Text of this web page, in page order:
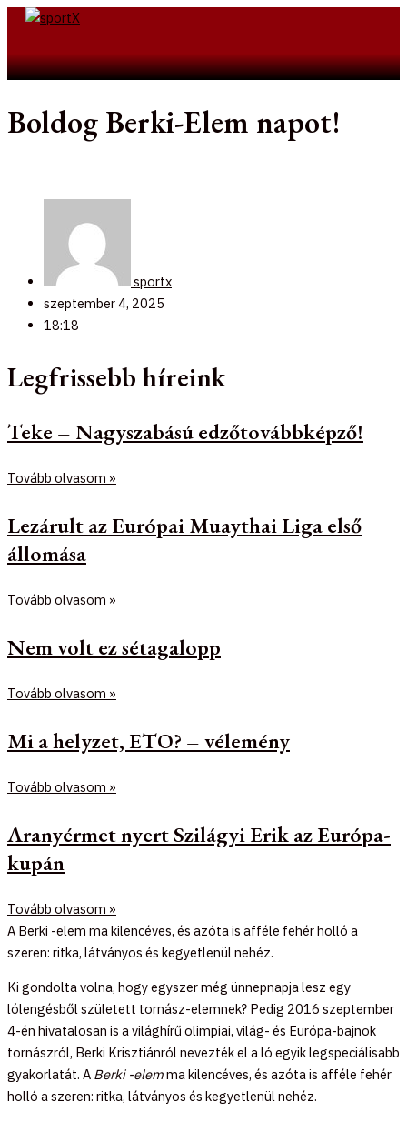
Skip
Boldog Berki-Elem napot!
sportx
szeptember 4, 2025
18:18
Legfrissebb híreink
Teke – Nagyszabású edzőtovábbképző!
Tovább olvasom »
Lezárult az Európai Muaythai Liga első
állomása
Tovább olvasom »
Nem volt ez sétagalopp
Tovább olvasom »
Mi a helyzet, ETO? – vélemény
Tovább olvasom »
Aranyérmet nyert Szilágyi Erik az Európa-
kupán
Tovább olvasom »
A Berki -elem ma kilencéves, és azóta is afféle fehér holló a
szeren: ritka, látványos és kegyetlenül nehéz.
Ki gondolta volna, hogy egyszer még ünnepnapja lesz egy
lólengésből született tornász-elemnek? Pedig 2016 szeptember
4-én hivatalosan is a világhírű olimpiai, világ- és Európa-bajnok
tornászról, Berki Krisztiánról nevezték el a ló egyik legspeciálisabb
gyakorlatát. A Berki -elemma kilencéves, és azóta is afféle fehér
holló a szeren: ritka, látványos és kegyetlenül nehéz.